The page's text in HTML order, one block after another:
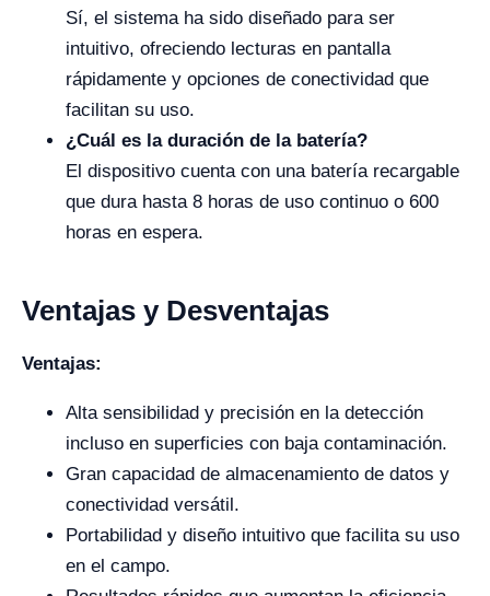
Sí, el sistema ha sido diseñado para ser
intuitivo, ofreciendo lecturas en pantalla
rápidamente y opciones de conectividad que
facilitan su uso.
¿Cuál es la duración de la batería?
El dispositivo cuenta con una batería recargable
que dura hasta 8 horas de uso continuo o 600
horas en espera.
Ventajas y Desventajas
Ventajas:
Alta sensibilidad y precisión en la detección
incluso en superficies con baja contaminación.
Gran capacidad de almacenamiento de datos y
conectividad versátil.
Portabilidad y diseño intuitivo que facilita su uso
en el campo.